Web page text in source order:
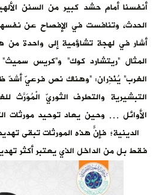
أنفسنا أمام حشد كبير من السنن
الحدث، وتنافست في الإفصاح عن
أشار في لهجة تشاؤمية إلى واحدة
المثال “ريتشارد كوك” و”كريس
الغرب” يُنْذِران: “وهناك نص فرعيّ أشدّ
التبشيرية والتطرف الثوريّ الْمُوَرَّث
الأوائل … وحين يعاد توحيد مورثات
الدينية؛ فإنّ هذه المورثات تبقى
فقط بل من الداخل الذي يعتبر أكثر تهديداً”